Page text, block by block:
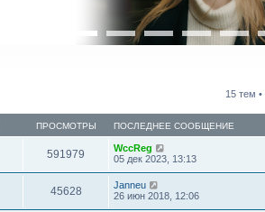
15 тем
ПРОСМОТРЫ ПОСЛЕДНЕЕ СООБЩЕНИЕ
591979
WccReg
05 дек 2023, 13:13
45628
Janneu
26 июн 2018, 12:06